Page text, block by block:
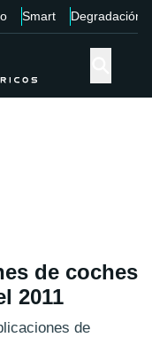
Smart Degradación
de coches
2011
de